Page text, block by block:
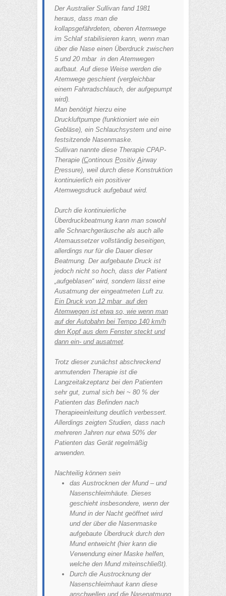
Der Australier Sullivan fand 1981
heraus, dass man die
kollapsgefährdeten, oberen Atemwege
im Schlaf stabilisieren kann, wenn man
über die Nase einen Überdruck zwischen
5 und 20 mbar in den Atemwegen
aufbaut. Auf diese Weise werden die
Atemwege geschient (vergleichbar
einem Fahrradschlauch, der aufgepumpt
wird).
Man benötigt hierzu eine
Druckluftpumpe (funktioniert wie ein
Gebläse), ein Schlauchsystem und eine
festsitzende Nasenmaske.
Sullivan nannte diese Therapie CPAP-
Therapie (Continous PositivAirway
Pressure), weil durch diese Konstruktion
kontinuierlich ein positiver
Atemwegsdruck aufgebaut wird.
Durch die kontinuierliche
Überdruckbeatmung kann man sowohl
alle Schnarchgeräusche als auch alle
Atemaussetzer vollständig beseitigen,
allerdings nur für die Dauer dieser
Beatmung. Der aufgebaute Druck ist
jedoch nicht so hoch, dass der Patient
„aufgeblasen“ wird, sondern lässt eine
Ausatmung der eingeatmeten Luft zu.
Ein Druck von 12 mbar auf den
Atemwegen ist etwa so, wie wenn man
auf der Autobahn bei Tempo 140 km/h
den Kopf aus dem Fenster steckt und
dann ein- und ausatmet.
Trotz dieser zunächst abschreckend
anmutenden Therapie ist die
Langzeitakzeptanz bei den Patienten
sehr gut, zumal sich bei ~ 80 % der
Patienten das Befinden nach
Therapieeinleitung deutlich verbessert.
Allerdings zeigten Studien, dass nach
mehreren Jahren nur etwa 50% der
Patienten das Gerät regelmäßig
anwenden.
Nachteilig können sein
das Austrocknen der Mund – und
Nasenschleimhäute. Dieses
geschieht insbesondere, wenn der
Mund in der Nacht geöffnet wird
und der über die Nasenmaske
aufgebaute Überdruck durch den
Mund entweicht (hier kann die
Verwendung einer Maske helfen,
welche den Mund miteinschließt).
Durch die Austrocknung der
Nasenschleimhaut kann diese
anschwellen und die Nasenatmung